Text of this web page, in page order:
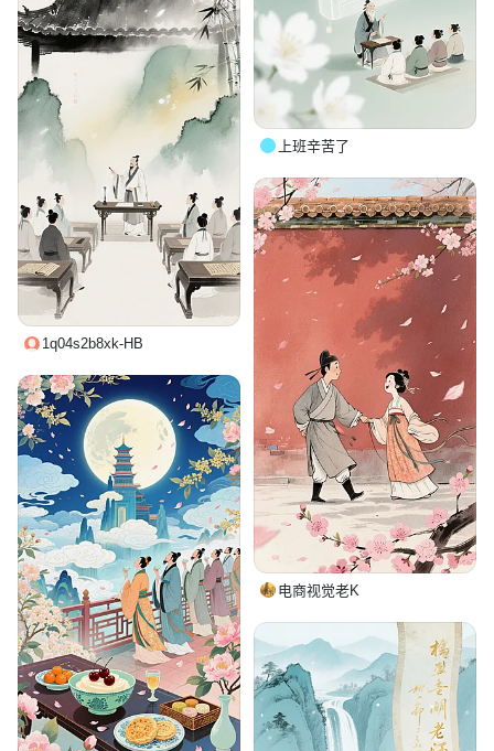
上班辛苦了
1q04s2b8xk-HB
电商视觉老K